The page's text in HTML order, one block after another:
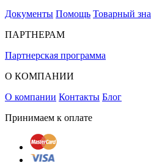
Документы Помощь Товарный
ПАРТНЕРАМ
Партнерская программа
О КОМПАНИИ
О компании Контакты Блог
Принимаем к оплате